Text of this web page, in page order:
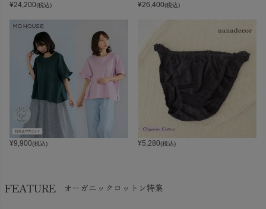
¥24,200(税込) ¥26,400(税込)
¥9,900(税込) ¥5,280(税込)
FEATURE オーガニックコットン特集